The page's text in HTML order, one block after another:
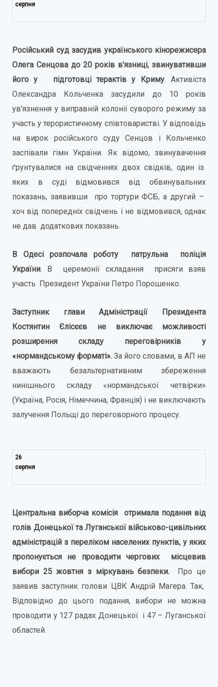
серпня
Російський суд засудив українського кінорежисера
Олега Сенцова до 20 років в'язниці, звинувативши
його у підготовці терактів у Криму. Активіста
Олександра Кольченка засудили до 10 років
ув'язнення у виправній колонії суворого режиму за
участь у терористичному співтоваристві. У відповідь
на вирок російського суду Сенцов і Кольченко
заспівали гімн України. Як відомо, звинувачення
ґрунтувалися на свідченнях двох свідків, один із
яких в суді відмовився від обвинувальних
показань, заявивши про тортури ФСБ, а другий –
хоч від попередніх свідчень і не відмовився, однак
не дав додаткових показань.
В Одесі розпочала роботу патрульна поліція
України. В церемонії складання присяги взяв
участь Президент України Петро Порошенко.
Заступник глави Адміністрації Президента
Костянтин Єлісєєв не виключає можливості
розширення складу переговірників у
«нормандському форматі». За його словами, в АП не
вважають безальтернативним збереження
нинішнього складу «нормандської четвірки»
(Україна, Росія, Німеччина, Франція) і не виключають
залучення Польщі до переговорного процесу.
26
серпня
Центральна виборча комісія отримала подання від
голів Донецької та Луганської військово-цивільних
адміністрацій з переліком населених пунктів, у яких
пропонується не проводити чергових місцевив
вибори 25 жовтня з міркувань безпеки. Про це
заявив заступник голови ЦВК Андрій Магера. Так,
Відповідно до цього подання, вибори не можна
проводити у 127 радах Донецької і 47 – Луганської
областей.